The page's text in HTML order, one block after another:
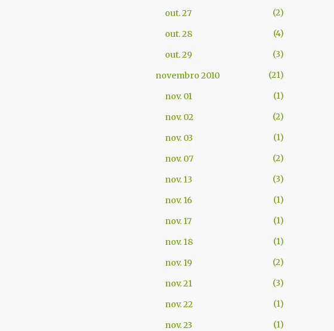
out. 27
2
out. 28
4
out. 29
3
novembro 2010
21
nov. 01
1
nov. 02
2
nov. 03
1
nov. 07
2
nov. 13
3
nov. 16
1
nov. 17
1
nov. 18
1
nov. 19
2
nov. 21
3
nov. 22
1
nov. 23
1